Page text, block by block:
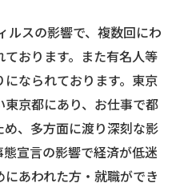
ルスの影響で、複数回にわ
おります。また有名人等
なられております。東京
京都にあり、お仕事で都
、多方面に渡り深刻な影
宣言の影響で経済が低迷
あわれた方・就職ができ